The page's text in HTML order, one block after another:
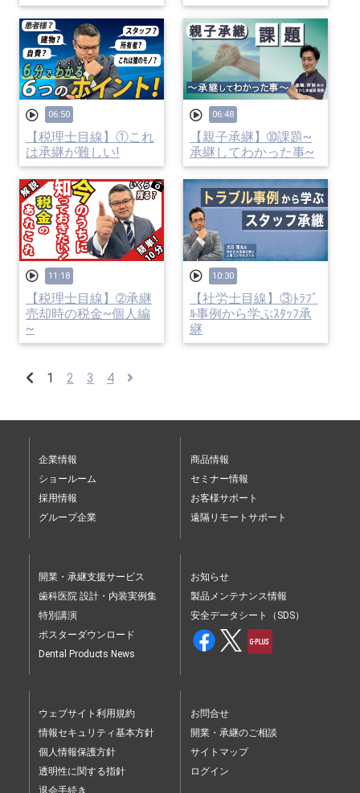
06:50
【税理士目線】①これ
は承継が難しい!
06:48
【親子承継】➉課題~
承継してわかった事~
11:18
【税理士目線】➁承継
売却時の税金~個人編
~
10:30
【社労士目線】③ﾄﾗﾌﾞ
ﾙ事例から学ぶｽﾀｯﾌ承
継
1 2 3 4
企業情報
ショールーム
採用情報
グループ企業
商品情報
セミナー情報
お客様サポート
遠隔リモートサポート
開業・承継支援サービス
歯科医院 設計・内装実例集
特別講演
ポスターダウンロード
Dental Products News
お知らせ
製品メンテナンス情報
安全データシート（SDS）
ウェブサイト利用規約
情報セキュリティ基本方針
個人情報保護方針
透明性に関する指針
退会手続き
お問合せ
開業・承継のご相談
サイトマップ
ログイン